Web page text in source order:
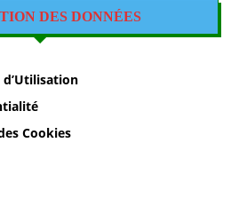
DES DONNÉES
Cookies